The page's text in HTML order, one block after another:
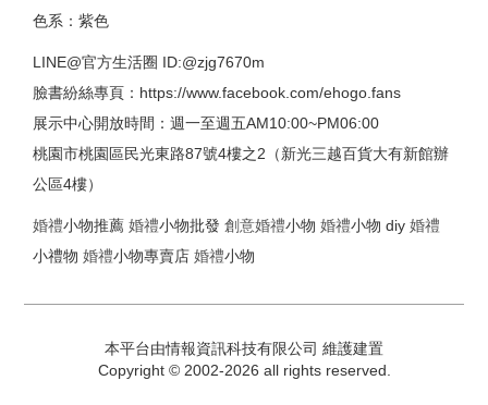
色系：紫色
LINE@官方生活圈 ID:@zjg7670m
臉書紛絲專頁：https://www.facebook.com/ehogo.fans
展示中心開放時間：週一至週五AM10:00~PM06:00
桃園市桃園區民光東路87號4樓之2（新光三越百貨大有新館辦
公區4樓）
婚禮小物推薦 婚禮小物批發 創意婚禮小物 婚禮小物 diy 婚禮
小禮物 婚禮小物專賣店 婚禮小物
本平台由情報資訊科技有限公司 維護建置
Copyright © 2002-2026 all rights reserved.